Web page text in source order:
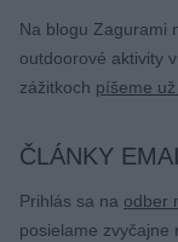
Na blogu Zagurami
outdoorové aktivity
zážitkoch píšeme
ČLÁNKY
Prihlás sa na odber
posielame zvyčajne